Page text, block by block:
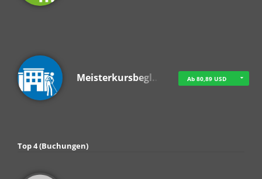
Meisterkursbegl… Ab 80,89 USD
Top 4 (Buchungen)